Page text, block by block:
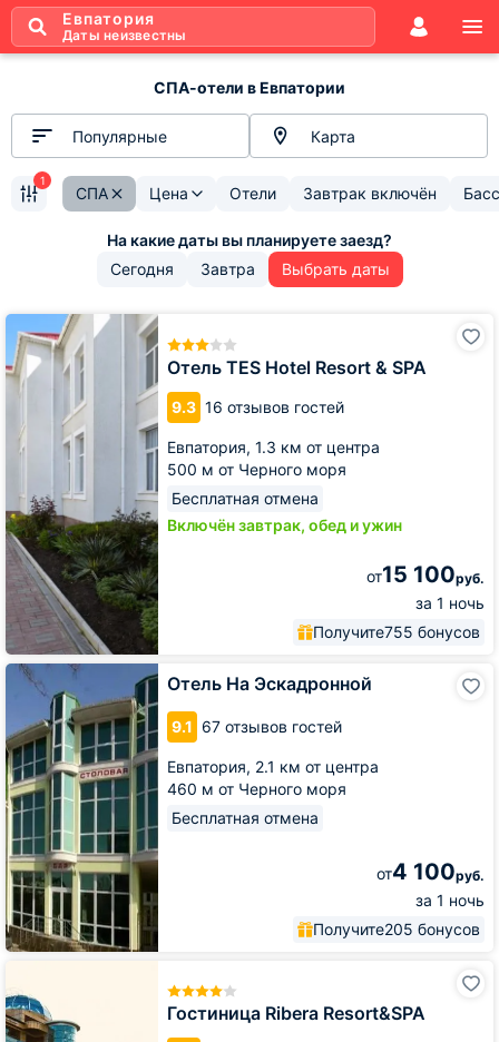
Евпатория
Даты неизвестны
СПА-отели в Евпатории
Популярные Карта
СПА Цена Отели Завтрак включён
1
Сегодня Завтра Выбрать даты
Отель TES Hotel Resort & SPA
9.3 16 отзывов гостей
Евпатория, 1.3 км от центра
500 м от Черного моря
Бесплатная отмена
Включён завтрак, обед и ужин
от15 100руб.
за 1 ночь
Получите755 бонусов
Отель
TES
Hotel
Resort
SPA
Отель На Эскадронной
9.1 67 отзывов гостей
Евпатория, 2.1 км от центра
460 м от Черного моря
Бесплатная отмена
от4 100руб.
за 1 ночь
Получите205 бонусов
Отель
Эскадронной
Гостиница Ribera Resort&SPA
Resort&SPA